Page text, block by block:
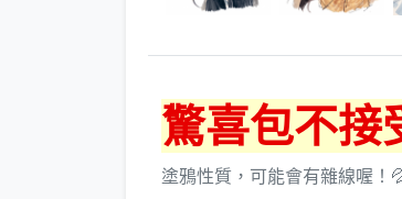
驚喜包不接
塗鴉性質，可能會有雜線喔！